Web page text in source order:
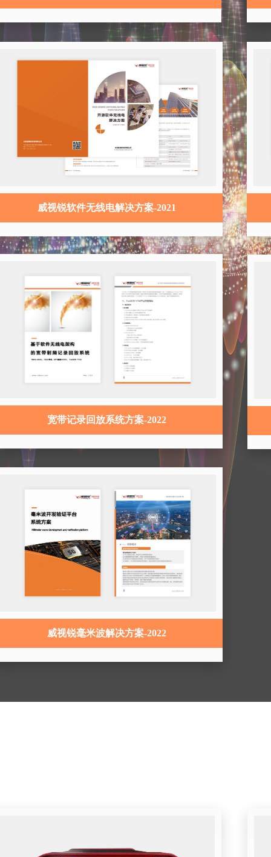
威视锐软件无线电解决方案-2021
威视锐毫米波解决方案-2022
宽带记录回放系统方案-2022